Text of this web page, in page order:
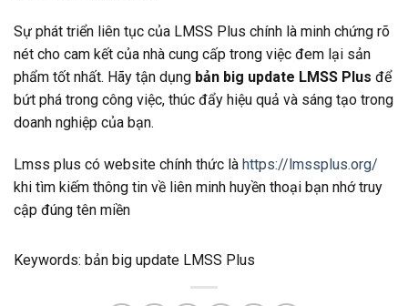
Sự phát triển liên tục của LMSS Plus chính là minh chứng rõ
nét cho cam kết của nhà cung cấp trong việc đem lại sản
phẩm tốt nhất. Hãy tận dụng bản big update LMSS Plus để
bứt phá trong công việc, thúc đẩy hiệu quả và sáng tạo trong
doanh nghiệp của bạn.
Lmss plus có website chính thức là https://lmssplus.org/
khi tìm kiếm thông tin về liên minh huyền thoại bạn nhớ truy
cập đúng tên miền
Keywords: bản big update LMSS Plus